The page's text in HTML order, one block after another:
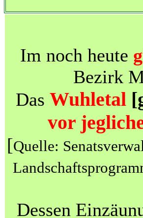
Im noch heute
Bezirk
Das Wuhletal
vor
[Quelle:
Dessen